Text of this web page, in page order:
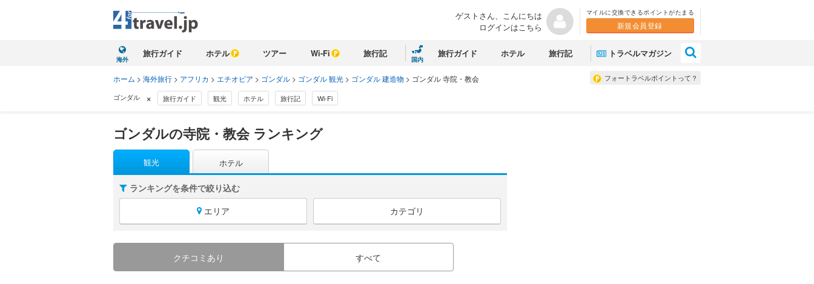
ゲストさん、こんにちは
ログインはこちら
マイルに交換できるポイントがたまる
新規会員登録
海外
旅行ガイド ホテル ツアー Wi-Fi 旅行記
国内
旅行ガイド ホテル 旅行記 トラベルマガジン
フォートラベルポイントって？
ホーム > 海外旅行 > アフリカ > エチオピア > ゴンダル > ゴンダル 観光 > ゴンダル 建造物 > ゴンダル 寺院・教会
ゴンダル × 旅行ガイド 観光 ホテル 旅行記 Wi-Fi
ゴンダルの寺院・教会 ランキング
観光 ホテル
ランキングを条件で絞り込む
エリア
カテゴリ
クチコミあり すべて